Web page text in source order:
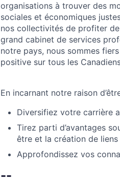
organisations à trouver des
sociales et économiques
nos collectivités de profiter
grand cabinet de services
notre pays, nous sommes
positive sur tous les
En incarnant notre raison
Diversifiez votre carrière
Tirez parti d’avantages
être et la création de liens
Approfondissez vos
--